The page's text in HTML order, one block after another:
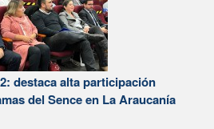
destaca alta participación
del Sence en La Araucanía